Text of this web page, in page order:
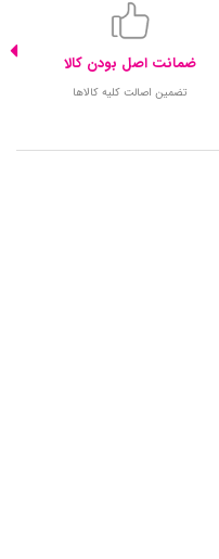
ضمانت اصل بودن کالا
تضمین اصالت کلیه کالاها